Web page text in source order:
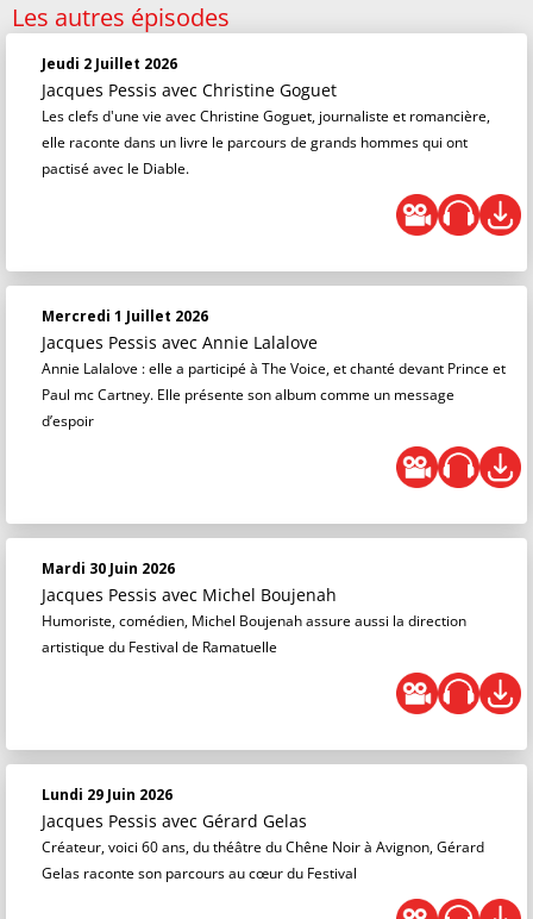
Les autres épisodes
Jeudi 2 Juillet 2026
Jacques Pessis avec Christine Goguet
Les clefs d'une vie avec Christine Goguet, journaliste et romancière,
elle raconte dans un livre le parcours de grands hommes qui ont
pactisé avec le Diable.
Mercredi 1 Juillet 2026
Jacques Pessis avec Annie Lalalove
Annie Lalalove : elle a participé à The Voice, et chanté devant Prince et
Paul mc Cartney. Elle présente son album comme un message
d’espoir
Mardi 30 Juin 2026
Jacques Pessis avec Michel Boujenah
Humoriste, comédien, Michel Boujenah assure aussi la direction
artistique du Festival de Ramatuelle
Lundi 29 Juin 2026
Jacques Pessis avec Gérard Gelas
Créateur, voici 60 ans, du théâtre du Chêne Noir à Avignon, Gérard
Gelas raconte son parcours au cœur du Festival